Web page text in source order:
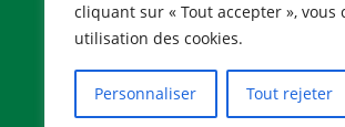
cliquant sur « Tout accepter », vous
utilisation des cookies.
Personnaliser Tout rejeter
Jardin sur le toit du
La microferme des
Nos chiffres clés